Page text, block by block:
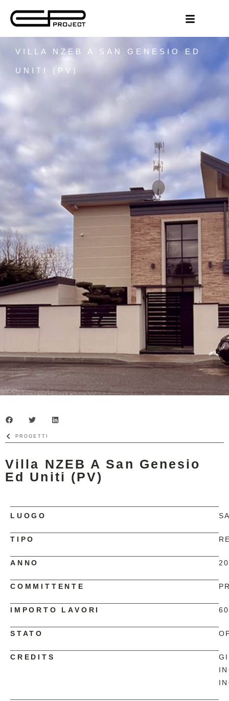
VILLA NZEB A SAN GENESIO ED
UNITI (PV)
PROGETTI
Villa NZEB A San Genesio
Ed Uniti (PV)
LUOGO
TIPO
ANNO
COMMITTENTE
IMPORTO LAVORI
STATO
CREDITS